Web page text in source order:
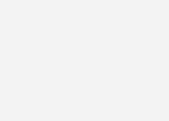
Stromsteuer aus
sein, fordert der BWP,
kurzfristig zu senken –